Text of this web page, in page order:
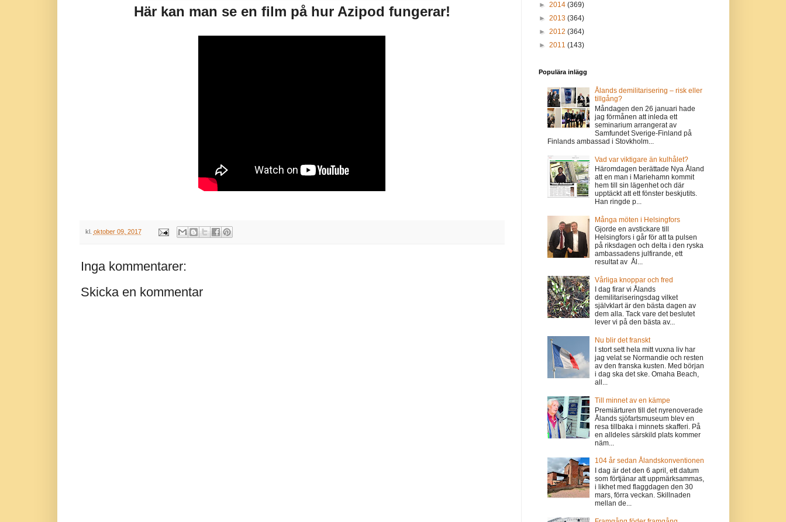
Här kan man se en film på hur Azipod fungerar!
kl. oktober 09, 2017
Inga kommentarer:
Skicka en kommentar
► 2014 (369)
► 2013 (364)
► 2012 (364)
► 2011 (143)
Populära inlägg
Ålands demilitarisering – risk eller
tillgång?
Måndagen den 26 januari hade
jag förmånen att inleda ett
seminarium arrangerat av
Samfundet Sverige-Finland på
Finlands ambassad i Stovkholm...
Vad var viktigare än kulhålet?
Häromdagen berättade Nya Åland
att en man i Mariehamn kommit
hem till sin lägenhet och där
upptäckt att ett fönster beskjutits.
Han ringde p...
Många möten i Helsingfors
Gjorde en avstickare till
Helsingfors i går för att ta pulsen
på riksdagen och delta i den ryska
ambassadens julfirande, ett
resultat av Ål...
Vårliga knoppar och fred
I dag firar vi Ålands
demilitariseringsdag vilket
självklart är den bästa dagen av
dem alla. Tack vare det beslutet
lever vi på den bästa av...
Nu blir det franskt
I stort sett hela mitt vuxna liv har
jag velat se Normandie och resten
av den franska kusten. Med början
i dag ska det ske. Omaha Beach,
all...
Till minnet av en kämpe
Premiärturen till det nyrenoverade
Ålands sjöfartsmuseum blev en
resa tillbaka i minnets skafferi. På
en alldeles särskild plats kommer
näm...
104 år sedan Ålandskonventionen
I dag är det den 6 april, ett datum
som förtjänar att uppmärksammas,
i likhet med flaggdagen den 30
mars, förra veckan. Skillnaden
mellan de...